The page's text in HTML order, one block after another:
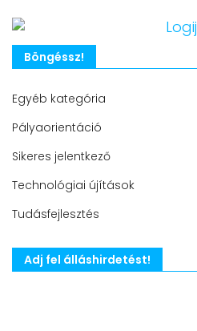
Böngéssz!
Egyéb kategória
Pályaorientáció
Sikeres jelentkező
Technológiai újítások
Tudásfejlesztés
Adj fel álláshirdetést!